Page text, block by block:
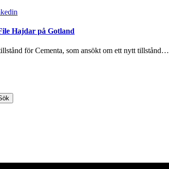
Hajdar på Gotland
för Cementa, som ansökt om ett nytt tillstånd…